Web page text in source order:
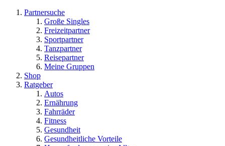
Partnersuche
Große Singles
Freizeitpartner
Sportpartner
Tanzpartner
Reisepartner
Meine Gruppen
Shop
Ratgeber
Autos
Ernährung
Fahrräder
Fitness
Gesundheit
Gesundheitliche Vorteile